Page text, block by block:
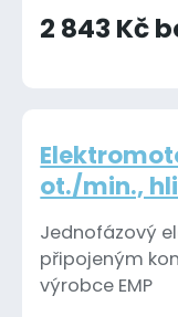
2 843 Kč
ot./min.,
Jednofázový
připojeným
výrobce EMP